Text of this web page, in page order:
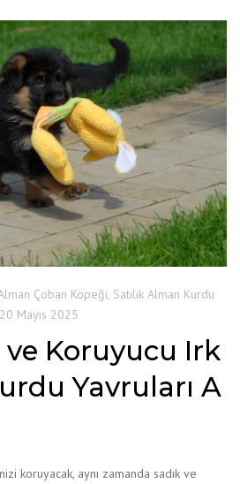
Alman Çoban Köpeği, Satılık Alman Kurdu
20 Mayıs 2025
Koruyucu Irk
Yavruları A
koruyacak, aynı zamanda sadık ve